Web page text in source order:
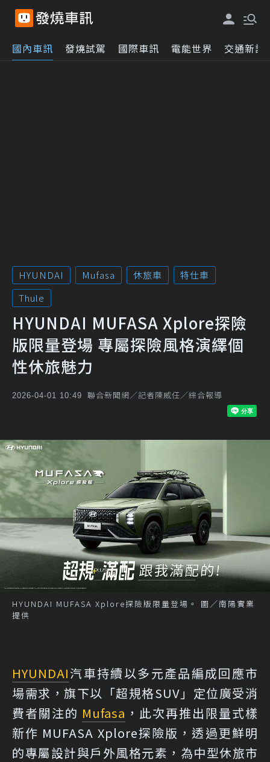
國內車訊 發燒試駕 國際車訊 電能世界 交通新訊
HYUNDAI Mufasa 休旅車
特仕車
Thule
HYUNDAI MUFASA Xplore探險
版限量登場 專屬探險風格演繹個
性休旅魅力
2026-04-01 10:49 聯合新聞網／記者陳威任／綜合報導
HYUNDAI MUFASA Xplore探險版限量登場。 圖／南陽實業
提供
HYUNDAI汽車持續以多元產品編成回應市
場需求，旗下以「超規格SUV」定位廣受消
費者關注的 Mufasa ，此次再推出限量式樣
新作 MUFASA Xplore探險版，透過更鮮明
的專屬設計與戶外風格元素，為中型休旅市